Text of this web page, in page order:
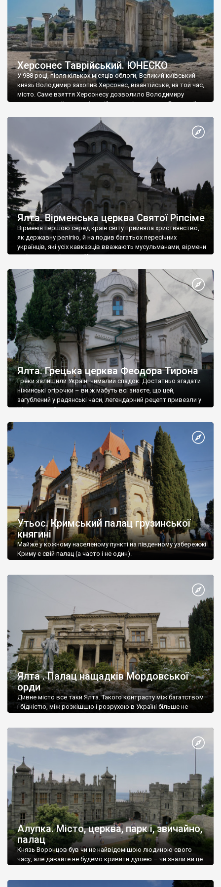
Херсонес Таврійський. ЮНЕСКО
У 988 році, після кількох місяців облоги, Великий київський
князь Володимир захопив Херсонес, візантійське, на той час,
місто. Саме взяття Херсонесу дозволило Володимиру
диктувати свої умови візантійському імператору Василю ІІ, та
Херсонесі Володимир-язичник, став Василем-християнином.
А потім було Хрещення Русі. На честь Херсонесу Таврійського
Ялта. Вірменська церква Святої Ріпсіме
Вірменія першою серед країн світу прийняла християнство,
як державну релігію, й на подив багатьох пересічних
українців, які усіх кавказців вважають мусульманами, вірмени
є відданими вірянами Христа
Ялта. Грецька церква Феодора Тирона
Греки залишили Україні чималий спадок. Достатньо згадати
ніжинські огірочки – ви ж мабуть всі знаєте, що цей,
загублений у радянські часи, легендарний рецепт привезли у
Ніжин греки?
Утьос. Кримський палац грузинської
княгині
Майже у кожному населеному пункті на південному узбережжі
Криму є свій палац (а часто і не один).
Ялта . Палац нащадків Мордовської
орди
Дивне місто все таки Ялта. Такого контрасту між багатством
і бідністю, між розкішшю і розрухою в Україні більше не
Алупка. Місто, церква, парк і, звичайно,
палац
Князь Воронцов був чи не найвідомішою людиною свого
часу, але давайте не будемо кривити душею – чи знали ви це